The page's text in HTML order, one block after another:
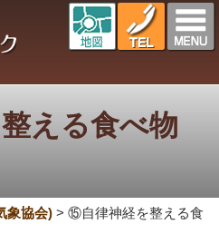
える食べ物
象協会) > ⑮自律神経を整える食